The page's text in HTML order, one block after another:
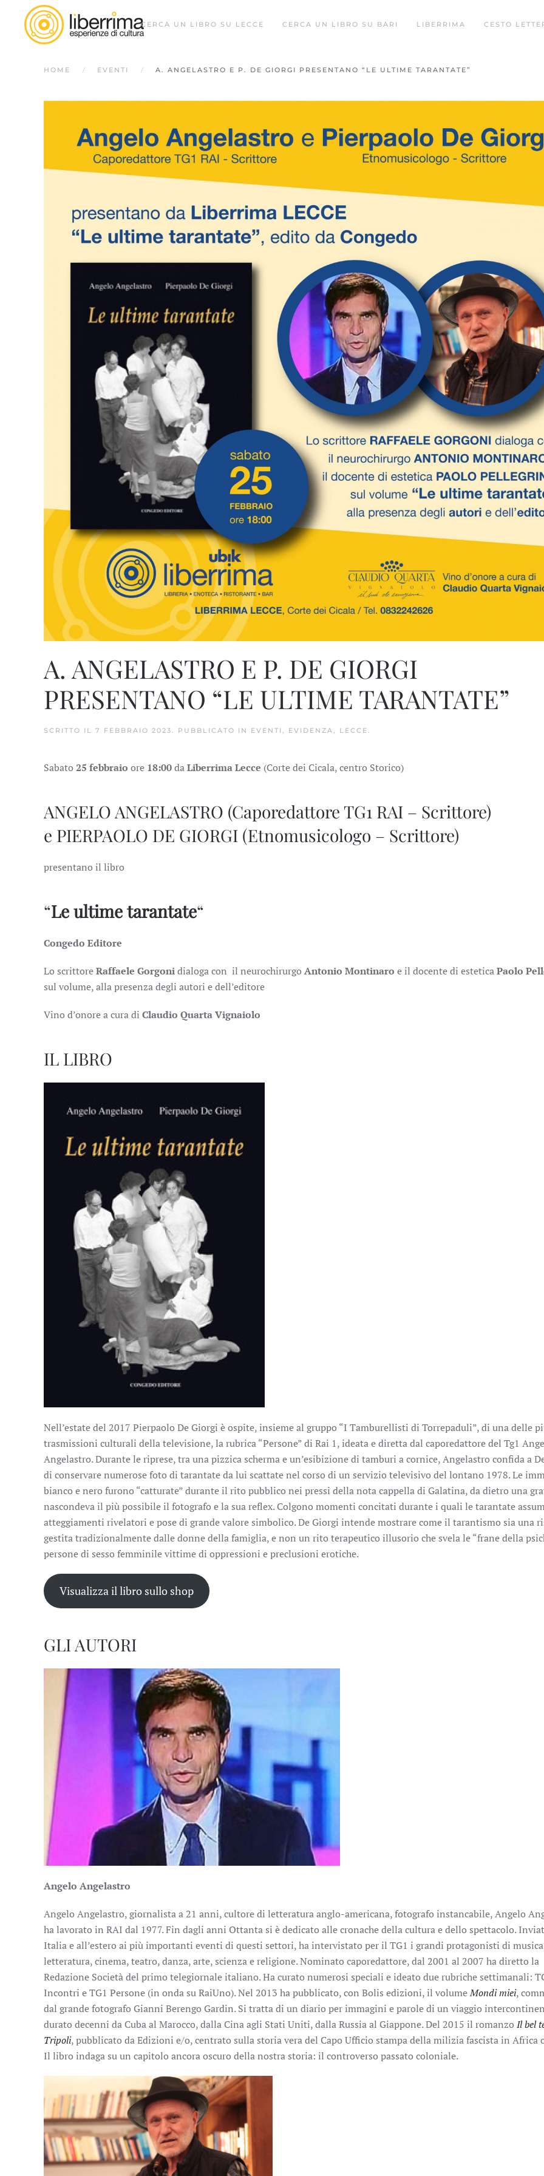
CERCA UN LIBRO SU LECCE CERCA UN LIBRO SU BARI LIBERRIMA CESTO
HOME EVENTI A. ANGELASTRO E P. DE GIORGI PRESENTANO “LE ULTIME TARANTATE”
A. ANGELASTRO E P. DE GIORGI
PRESENTANO “LE ULTIME TARANTATE”
SCRITTO IL 7 FEBBRAIO 2023. PUBBLICATO IN EVENTI , EVIDENZA, LECCE.
Sabato 25 febbraio ore 18:00daLiberrima Lecce (Corte dei Cicala, centro Storico)
ANGELO ANGELASTRO (Caporedattore TG1 RAI – Scrittore)
e PIERPAOLO DE GIORGI (Etnomusicologo – Scrittore)
presentano il libro
“Le ultime tarantate“
Congedo Editore
Lo scrittoreRaffaele Gorgonidialoga con il neurochirurgo Antonio Montinaro e il docente di esteticaPaolo
sul volume, alla presenza degli autori e dell’editore
Vino d’onore a cura di Claudio Quarta Vignaiolo
IL LIBRO
Nell’estate del 2017 Pierpaolo De Giorgi è ospite, insieme al gruppo “I Tamburellisti di Torrepaduli”, di una delle
trasmissioni culturali della televisione, la rubrica “Persone” di Rai 1, ideata e diretta dal caporedattore del Tg1
Angelastro. Durante le riprese, tra una pizzica scherma e un’esibizione di tamburi a cornice, Angelastro confida a
di conservare numerose foto di tarantate da lui scattate nel corso di un servizio televisivo del lontano 1978. Le
bianco e nero furono “catturate” durante il rito pubblico nei pressi della nota cappella di Galatina, da dietro una
nascondeva il più possibile il fotografo e la sua reflex. Colgono momenti concitati durante i quali le tarantate
atteggiamenti rivelatori e pose di grande valore simbolico. De Giorgi intende mostrare come il tarantismo sia una
gestita tradizionalmente dalle donne della famiglia, e non un rito terapeutico illusorio che svela le “frane della
persone di sesso femminile vittime di oppressioni e preclusioni erotiche.
Visualizza il libro sullo shop
GLI AUTORI
Angelo Angelastro
Angelo Angelastro, giornalista a 21 anni, cultore di letteratura anglo-americana, fotografo instancabile, Angelo
ha lavorato in RAI dal 1977. Fin dagli anni Ottanta si è dedicato alle cronache della cultura e dello spettacolo.
Italia e all’estero ai più importanti eventi di questi settori, ha intervistato per il TG1 i grandi protagonisti di
letteratura, cinema, teatro, danza, arte, scienza e religione. Nominato caporedattore, dal 2001 al 2007 ha diretto la
Redazione Società del primo telegiornale italiano. Ha curato numerosi speciali e ideato due rubriche settimanali:
Incontri e TG1 Persone (in onda su RaiUno). Nel 2013 ha pubblicato, con Bolis edizioni, il volumeMondi miei,
dal grande fotografo Gianni Berengo Gardin. Si tratta di un diario per immagini e parole di un viaggio
durato decenni da Cuba al Marocco, dalla Cina agli Stati Uniti, dalla Russia al Giappone. Del 2015 il romanzo Il bel
Tripoli, pubblicato da Edizioni e/o, centrato sulla storia vera del Capo Ufficio stampa della milizia fascista in Africa
Il libro indaga su un capitolo ancora oscuro della nostra storia: il controverso passato coloniale.